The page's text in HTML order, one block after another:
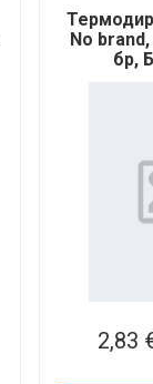
No
бр,
2,83